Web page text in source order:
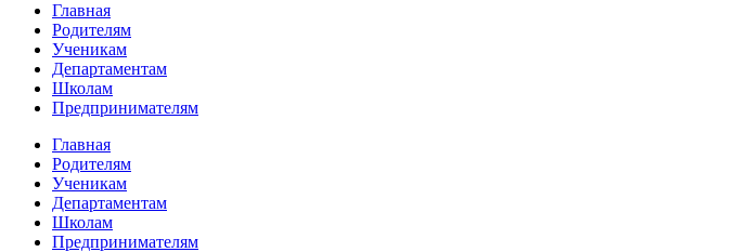
Главная
Родителям
Ученикам
Департаментам
Школам
Предпринимателям
Главная
Родителям
Ученикам
Департаментам
Школам
Предпринимателям